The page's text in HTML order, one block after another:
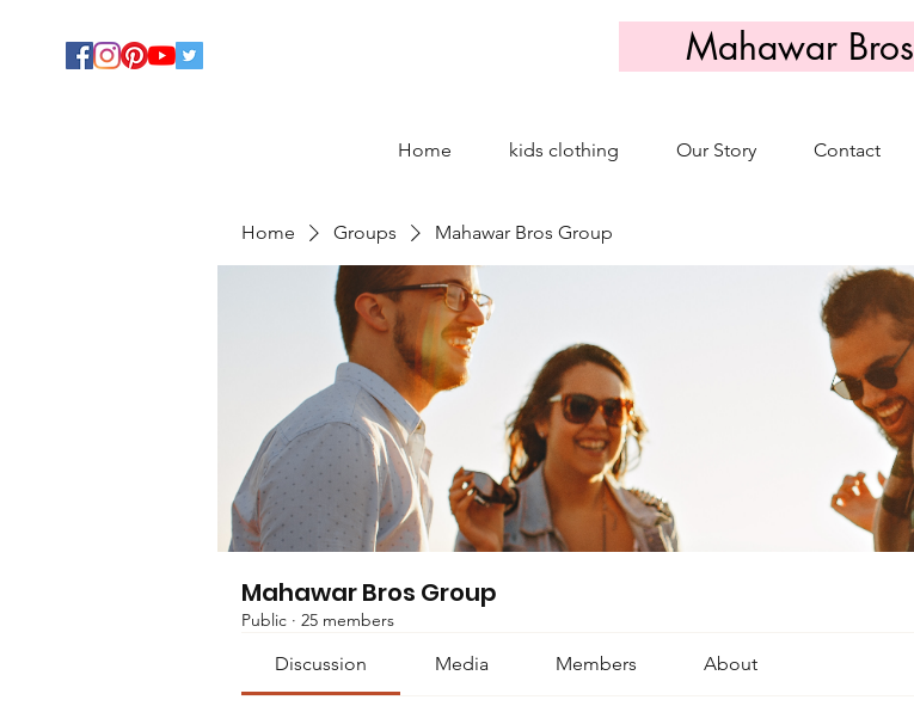
Mahawar Bros
Home kids clothing Our Story Contact
Home Groups Mahawar Bros Group
Mahawar Bros Group
Public · 25 members
Discussion Media Members About